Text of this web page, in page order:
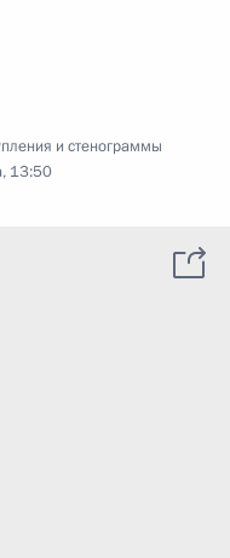
и стенограммы
13:50